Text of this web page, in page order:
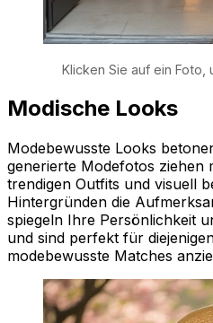
Klicken Sie auf ein Foto,
Modische Looks
Modebewusste Looks
generierte Modefotos ziehen
trendigen Outfits und visuell
Hintergründen die
spiegeln Ihre Persönlichkeit
und sind perfekt für
modebewusste Matches